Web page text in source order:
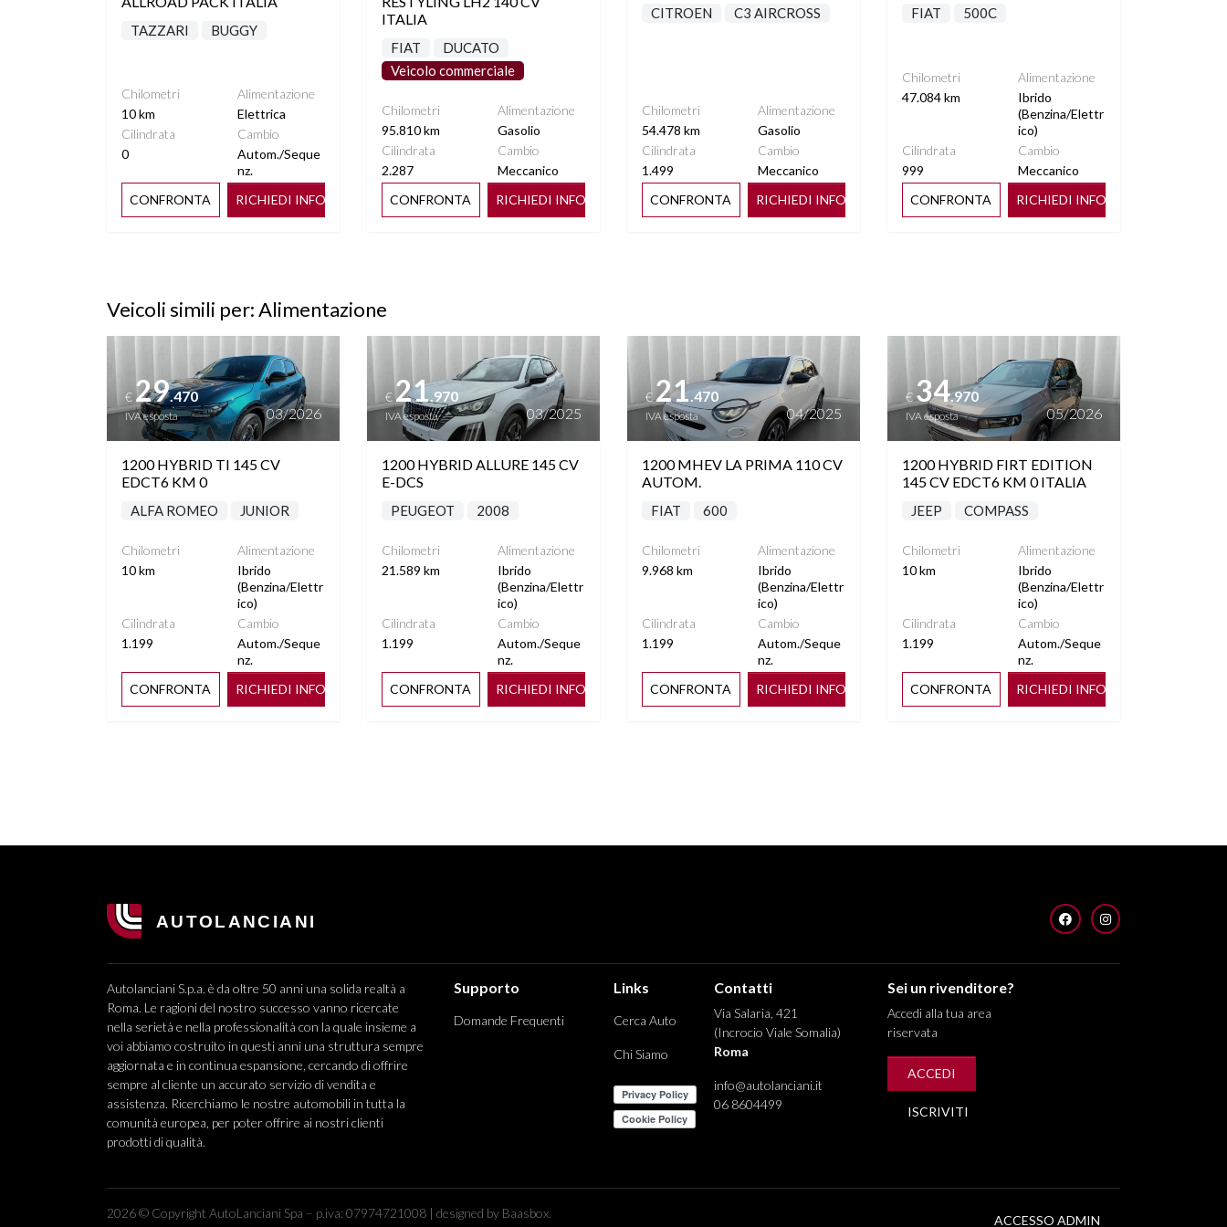
TAZZARI BUGGY
Chilometri
10 km
Alimentazione
Elettrica
Cilindrata
0
Cambio
Autom./Seque
nz.
CONFRONTA
RICHIEDI INFO
ITALIA
FIAT
DUCATO
Veicolo commerciale
Chilometri
95.810 km
Alimentazione
Gasolio
Cilindrata
2.287
Cambio
Meccanico
CONFRONTA
RICHIEDI INFO
CITROEN C3 AIRCROSS
Chilometri
54.478 km
Alimentazione
Gasolio
Cilindrata
1.499
Cambio
Meccanico
CONFRONTA
RICHIEDI INFO
FIAT 500C
Chilometri
47.084 km
Alimentazione
Ibrido
(Benzina/Elettr
ico)
Cilindrata
999
Cambio
Meccanico
CONFRONTA
RICHIEDI INFO
Veicoli simili per: Alimentazione
Vedi dettagli
€29.470
IVA esposta 03/2026
1200 HYBRID TI 145 CV
EDCT6 KM 0
ALFA ROMEO JUNIOR
Chilometri
10 km
Alimentazione
Ibrido
(Benzina/Elettr
ico)
Cilindrata
1.199
Cambio
Autom./Seque
nz.
CONFRONTA
RICHIEDI INFO
Vedi dettagli
€21 .970
IVA esposta 03/2025
1200 HYBRID ALLURE 145 CV
E-DCS
PEUGEOT 2008
Chilometri
21.589 km
Alimentazione
Ibrido
(Benzina/Elettr
ico)
Cilindrata
1.199
Cambio
Autom./Seque
nz.
CONFRONTA
RICHIEDI INFO
Vedi dettagli
€21 .470
IVA esposta 04/2025
1200 MHEV LA PRIMA 110 CV
AUTOM.
FIAT 600
Chilometri
9.968 km
Alimentazione
Ibrido
(Benzina/Elettr
ico)
Cilindrata
1.199
Cambio
Autom./Seque
nz.
CONFRONTA
RICHIEDI INFO
Vedi dettagli
€34.970
IVA esposta 05/2026
1200 HYBRID FIRT EDITION
145 CV EDCT6 KM 0 ITALIA
JEEP COMPASS
Chilometri
10 km
Alimentazione
Ibrido
(Benzina/Elettr
ico)
Cilindrata
1.199
Cambio
Autom./Seque
nz.
CONFRONTA
RICHIEDI INFO
FACEBOOKINSTAGRAM
Autolanciani S.p.a. è da oltre 50 anni una solida realtà a
Roma. Le ragioni del nostro successo vanno ricercate
nella serietà e nella professionalità con la quale insieme a
voi abbiamo costruito in questi anni una struttura sempre
aggiornata e in continua espansione, cercando di offrire
sempre al cliente un accurato servizio di vendita e
assistenza. Ricerchiamo le nostre automobili in tutta la
comunità europea, per poter offrire ai nostri clienti
prodotti di qualità.
Supporto
Domande Frequenti
Links
Cerca Auto
Chi Siamo
Contatti
Via Salaria, 421
(Incrocio Viale Somalia)
Roma
info@autolanciani.it
06 8604499
Sei un rivenditore?
Accedi alla tua area
riservata
ACCEDI
ISCRIVITI
2026 © Copyright AutoLanciani Spa – p.iva: 07974721008 | designed by Baasbox. ACCESSO ADMIN